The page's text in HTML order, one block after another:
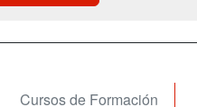
Cursos de Formación